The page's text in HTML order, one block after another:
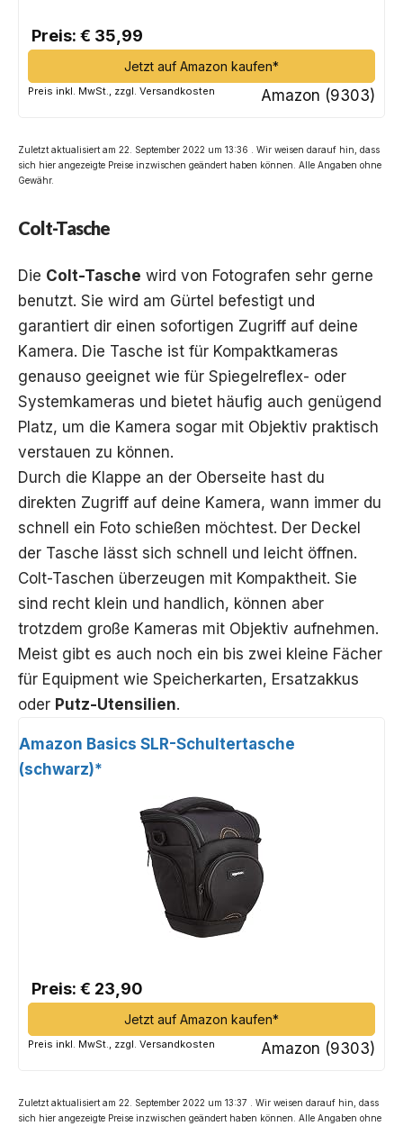
Preis: € 35,99
Jetzt auf Amazon kaufen*
Preis inkl. MwSt., zzgl. Versandkosten Amazon (9303)
Zuletzt aktualisiert am 22. September 2022 um 13:36 . Wir weisen darauf hin, dass
sich hier angezeigte Preise inzwischen geändert haben können. Alle Angaben ohne
Gewähr.
Colt-Tasche
Die Colt-Tasche wird von Fotografen sehr gerne
benutzt. Sie wird am Gürtel befestigt und
garantiert dir einen sofortigen Zugriff auf deine
Kamera. Die Tasche ist für Kompaktkameras
genauso geeignet wie für Spiegelreflex- oder
Systemkameras und bietet häufig auch genügend
Platz, um die Kamera sogar mit Objektiv praktisch
verstauen zu können.
Durch die Klappe an der Oberseite hast du
direkten Zugriff auf deine Kamera, wann immer du
schnell ein Foto schießen möchtest. Der Deckel
der Tasche lässt sich schnell und leicht öffnen.
Colt-Taschen überzeugen mit Kompaktheit. Sie
sind recht klein und handlich, können aber
trotzdem große Kameras mit Objektiv aufnehmen.
Meist gibt es auch noch ein bis zwei kleine Fächer
für Equipment wie Speicherkarten, Ersatzakkus
oder Putz-Utensilien.
Amazon Basics SLR-Schultertasche
(schwarz)*
Preis: € 23,90
Jetzt auf Amazon kaufen*
Preis inkl. MwSt., zzgl. Versandkosten Amazon (9303)
Zuletzt aktualisiert am 22. September 2022 um 13:37 . Wir weisen darauf hin, dass
sich hier angezeigte Preise inzwischen geändert haben können. Alle Angaben ohne